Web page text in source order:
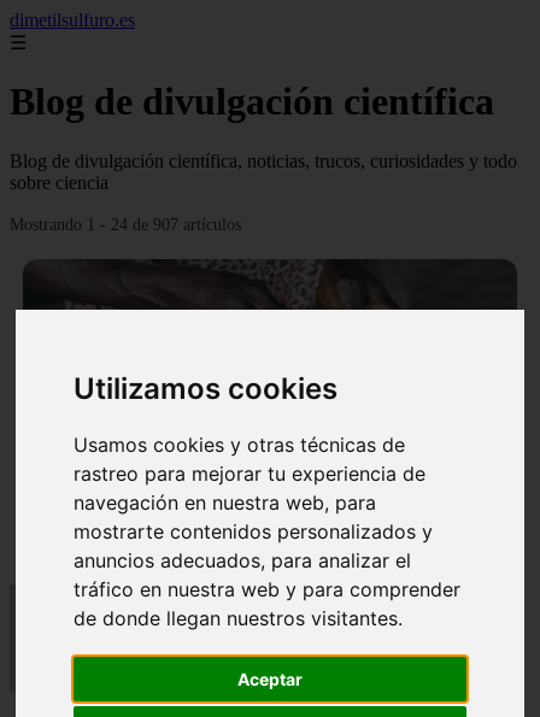
Utilizamos cookies
Usamos cookies y otras técnicas de
rastreo para mejorar tu experiencia de
navegación en nuestra web, para
mostrarte contenidos personalizados y
anuncios adecuados, para analizar el
tráfico en nuestra web y para comprender
de donde llegan nuestros visitantes.
Aceptar
dimetilsulfuro.es
☰
Blog de divulgación científica
Blog de divulgación científica, noticias, trucos, curiosidades y todo
sobre ciencia
Mostrando 1 - 24 de 907 artículos
En África harán lo que parecía imposible: Utilizarán
moléculas de agua para cocinar sus alimentos